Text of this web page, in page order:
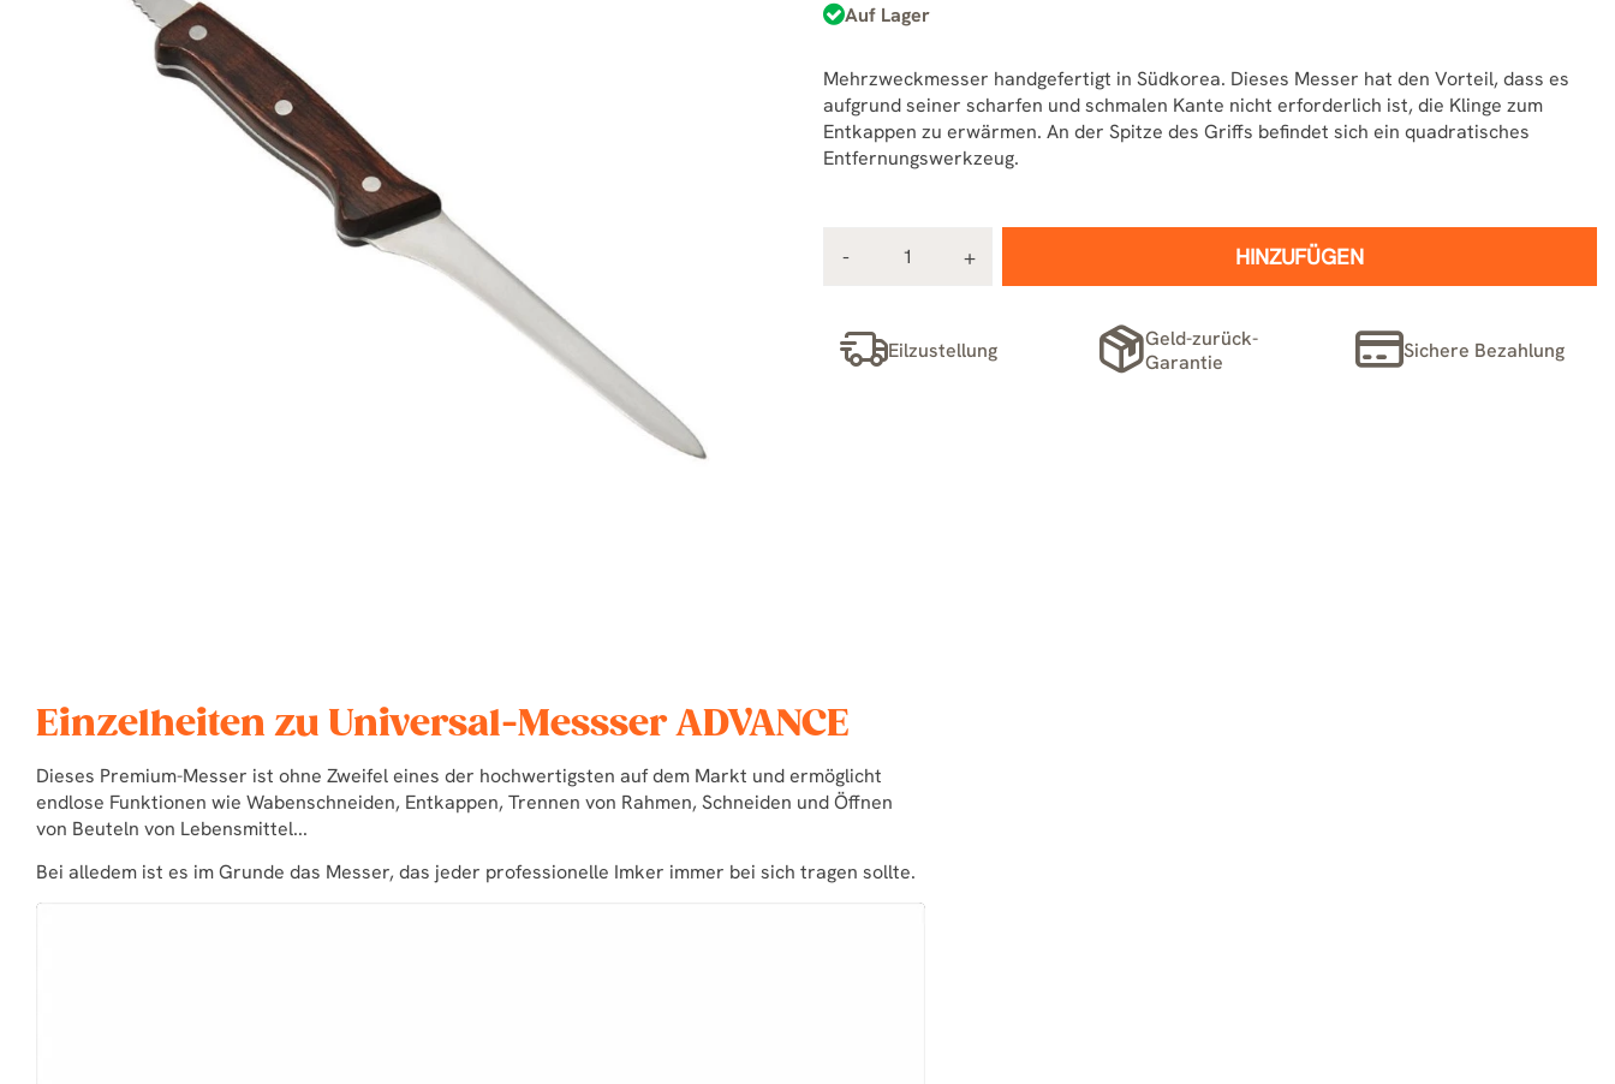
Auf Lager
Mehrzweckmesser handgefertigt in Südkorea. Dieses Messer hat den Vorteil, dass es
aufgrund seiner scharfen und schmalen Kante nicht erforderlich ist, die Klinge zum
Entkappen zu erwärmen. An der Spitze des Griffs befindet sich ein quadratisches
Entfernungswerkzeug.
HINZUFÜGEN
Eilzustellung
Geld-zurück-
Garantie
Sichere Bezahlung
Einzelheiten zu Universal-Messser ADVANCE
Dieses Premium-Messer ist ohne Zweifel eines der hochwertigsten auf dem Markt und ermöglicht
endlose Funktionen wie Wabenschneiden, Entkappen, Trennen von Rahmen, Schneiden und Öffnen
von Beuteln von Lebensmittel...
Bei alledem ist es im Grunde das Messer, das jeder professionelle Imker immer bei sich tragen sollte.